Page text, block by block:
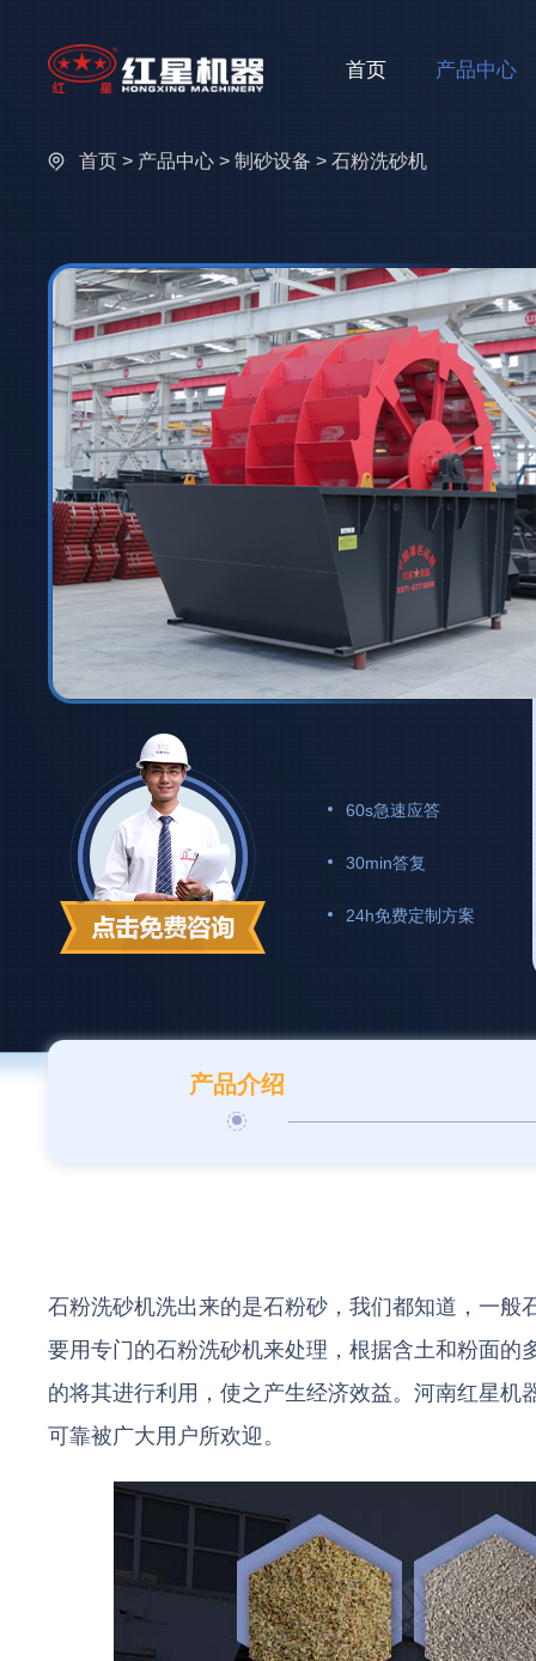
首页 产品中心
首页 > 产品中心 >制砂设备 > 石粉洗砂机
60s急速应答
30min答复
24h免费定制方案
产品介绍
石粉洗砂机洗出来的是石粉砂，我们都知道，一
要用专门的石粉洗砂机来处理，根据含土和粉面
的将其进行利用，使之产生经济效益。河南红星
可靠被广大用户所欢迎。